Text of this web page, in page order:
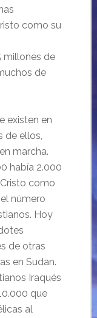
como su
millones de
de
existen en
de ellos,
marcha.
había 2.000
como
número
Hoy
de otras
en Sudan.
Iraqués
que
al